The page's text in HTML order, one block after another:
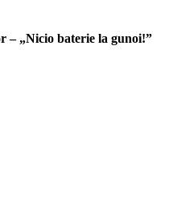
– „Nicio baterie la gunoi!”